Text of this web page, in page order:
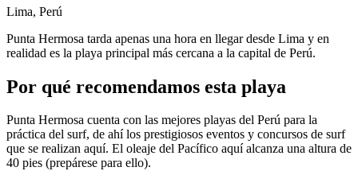
Lima, Perú
Punta Hermosa tarda apenas una hora en llegar desde Lima y en
realidad es la playa principal más cercana a la capital de Perú.
Por qué recomendamos esta playa
Punta Hermosa cuenta con las mejores playas del Perú para la
práctica del surf, de ahí los prestigiosos eventos y concursos de surf
que se realizan aquí. El oleaje del Pacífico aquí alcanza una altura de
40 pies (prepárese para ello).